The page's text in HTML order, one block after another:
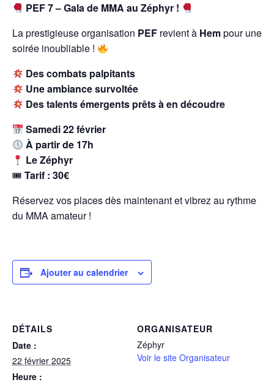
PEF 7 – Gala de MMA au Zéphyr !
La prestigieuse organisation PEF revient à Hempour une
soirée inoubliable !
Des combats palpitants
Une ambiance survoltée
Des talents émergents prêts à en découdre
Samedi 22 février
À partir de 17h
Le Zéphyr
🎟 Tarif : 30€
Réservez vos places dès maintenant et vibrez au rythme
du MMA amateur !
Ajouter au calendrier
DÉTAILS
Date :
22 février 2025
Heure :
ORGANISATEUR
Zéphyr
Voir le site Organisateur